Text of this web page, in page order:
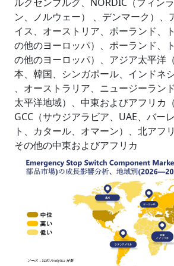
ン、ノルウェー） 、デンマーク）、
イス、オーストリア、ポーランド、
の他のヨーロッパ）、ポーランド、
の他のヨーロッパ）、アジア太平洋
本、韓国、シンガポール、インドネ
、オーストラリア、ニュージーラン
太平洋地域）、中東およびアフリカ
GCC（サウジアラビア、UAE、バー
ト、カタール、オマーン）、北アフ
その他の中東およびアフリカ